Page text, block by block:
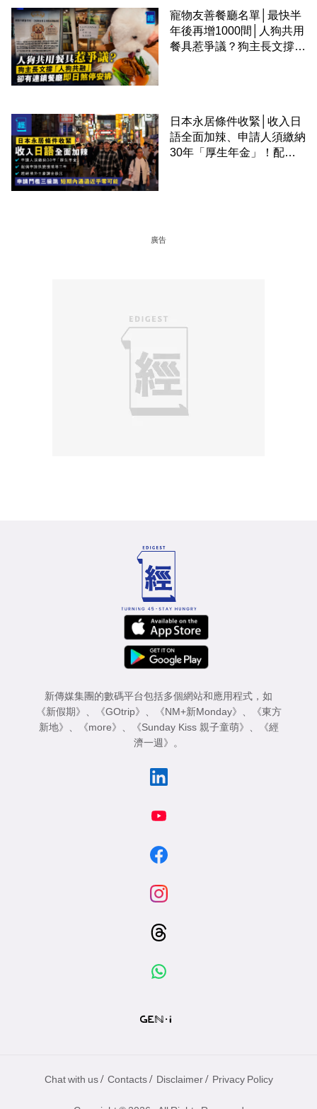
寵物友善餐廳名單│最快半
年後再增1000間│人狗共用
餐具惹爭議？狗主長文撐
日本永居條件收緊│收入日
語全面加辣、申請人須繳納
30年「厚生年金」！配偶
廣告
新傳媒集團的數碼平台包括多個網站和應用程式，如
《新假期》
《GOtrip》 《NM+新Monday》
《東方
新地》
《more》 《Sunday Kiss 親子童萌》
《經
濟一週》
。
Chat with us / Contacts / Disclaimer / Privacy Policy